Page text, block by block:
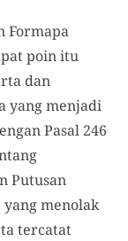
Formapa
poin itu
dan
yang menjadi
Pasal 246
Putusan
yang menolak
tercatat